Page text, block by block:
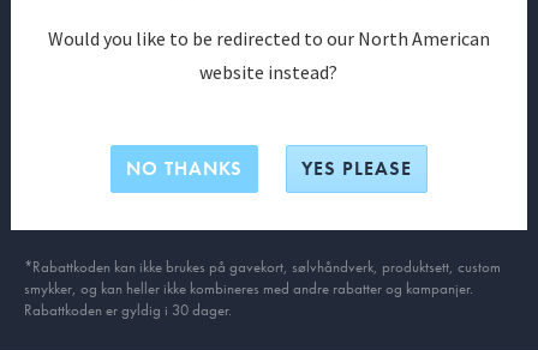
Få eksklusive medlemsfordeler allerede i dag
10% på din første bestilling*
*Rabattkoden kan ikke brukes på gavekort, sølvhåndverk, produkt­sett, custom
smykker, og kan heller ikke kombineres med andre rabatter og kampanjer.
Rabattkoden er gyldig i 30 dager.
Would you like to be redirected to our North American
website instead?
NO THANKS YES PLEASE